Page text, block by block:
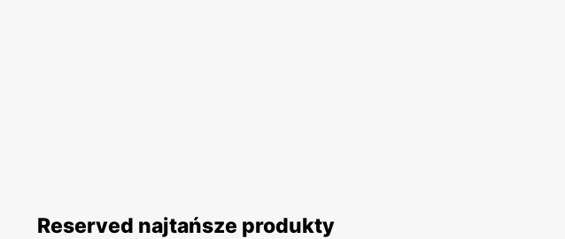
Reserved najtańsze produkty